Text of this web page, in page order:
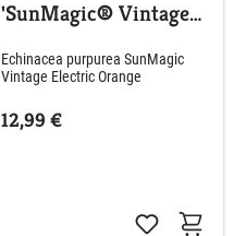
'SunMagic® Vintage
Echinacea purpurea SunMagic
Vintage Electric Orange
12,99 €